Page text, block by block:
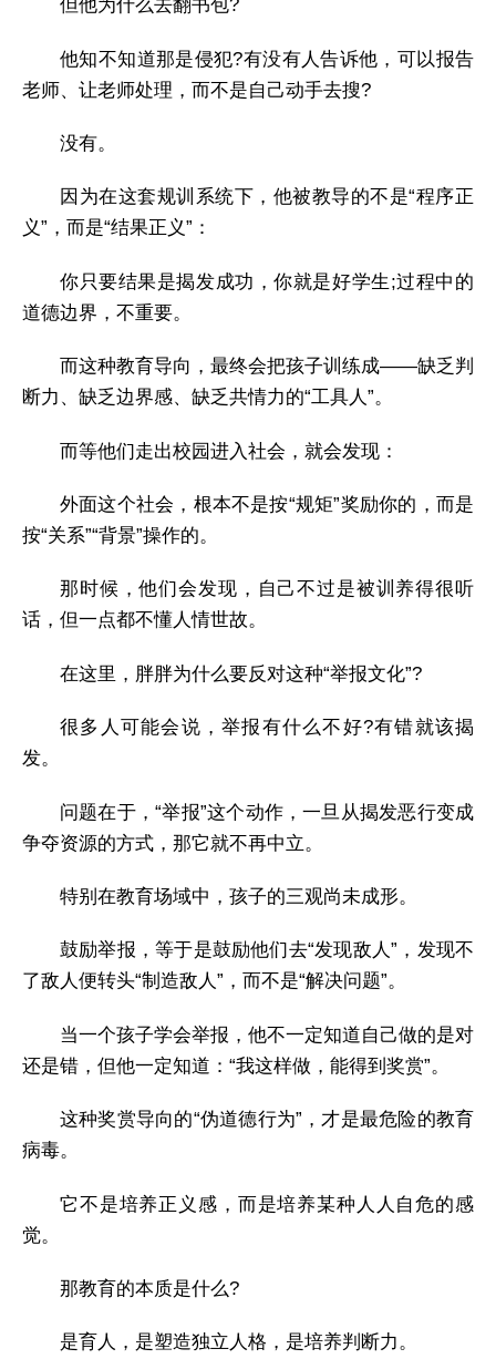
但他为什么去翻书包?
他知不知道那是侵犯?有没有人告诉他，可以报告
老师、让老师处理，而不是自己动手去搜?
没有。
因为在这套规训系统下，他被教导的不是“程序正
义”，而是“结果正义”：
你只要结果是揭发成功，你就是好学生;过程中的
道德边界，不重要。
而这种教育导向，最终会把孩子训练成——缺乏判
断力、缺乏边界感、缺乏共情力的“工具人”。
而等他们走出校园进入社会，就会发现：
外面这个社会，根本不是按“规矩”奖励你的，而是
按“关系”“背景”操作的。
那时候，他们会发现，自己不过是被训养得很听
话，但一点都不懂人情世故。
在这里，胖胖为什么要反对这种“举报文化”?
很多人可能会说，举报有什么不好?有错就该揭
发。
问题在于，“举报”这个动作，一旦从揭发恶行变成
争夺资源的方式，那它就不再中立。
特别在教育场域中，孩子的三观尚未成形。
鼓励举报，等于是鼓励他们去“发现敌人”，发现不
了敌人便转头“制造敌人”，而不是“解决问题”。
当一个孩子学会举报，他不一定知道自己做的是对
还是错，但他一定知道：“我这样做，能得到奖赏”。
这种奖赏导向的“伪道德行为”，才是最危险的教育
病毒。
它不是培养正义感，而是培养某种人人自危的感
觉。
那教育的本质是什么?
是育人，是塑造独立人格，是培养判断力。